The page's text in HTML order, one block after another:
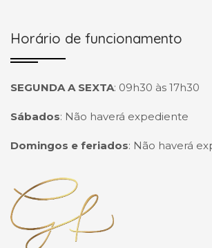
Horário de funcionamento
SEGUNDA A SEXTA: 09h30 às 17h30
Sábados: Não haverá expediente
Domingos e feriados: Não haverá
Página inicial